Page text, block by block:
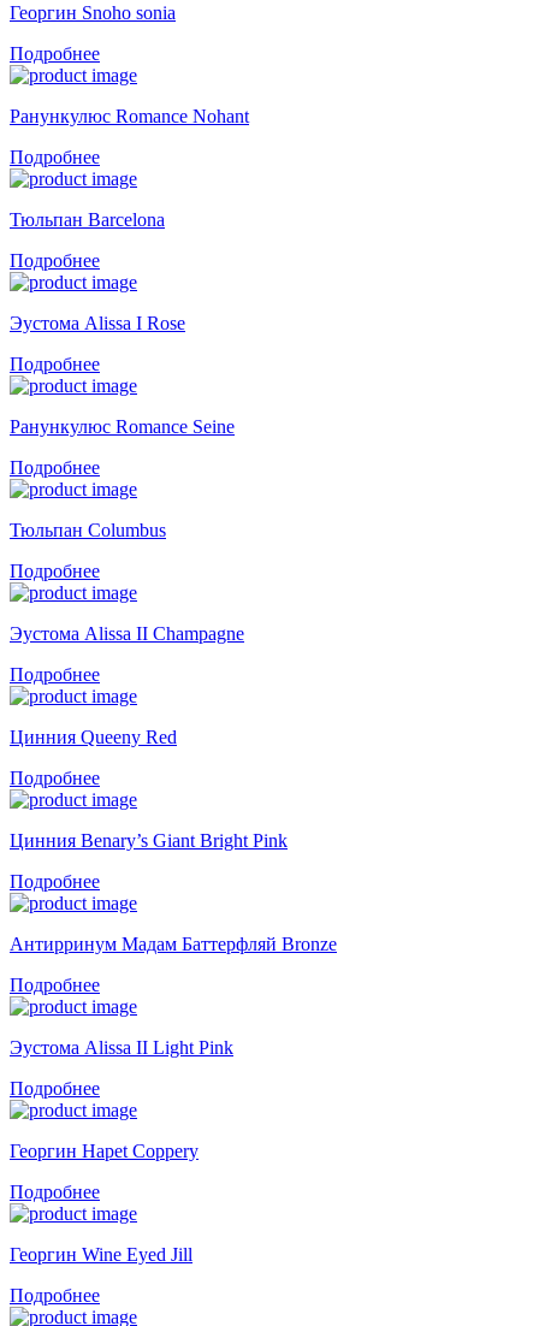
Георгин Snoho sonia
Подробнее
Ранункулюс Romance Nohant
Подробнее
Тюльпан Barcelona
Подробнее
Эустома Alissa I Rose
Подробнее
Ранункулюс Romance Seine
Подробнее
Тюльпан Columbus
Подробнее
Эустома Alissa II Champagne
Подробнее
Цинния Queeny Red
Подробнее
Цинния Benary’s Giant Bright Pink
Подробнее
Антирринум Мадам Баттерфляй Bronze
Подробнее
Эустома Alissa II Light Pink
Подробнее
Георгин Hapet Coppery
Подробнее
Георгин Wine Eyed Jill
Подробнее